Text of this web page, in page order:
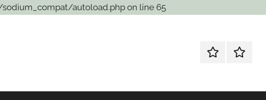
autoload.php on line 65
weibo wechat